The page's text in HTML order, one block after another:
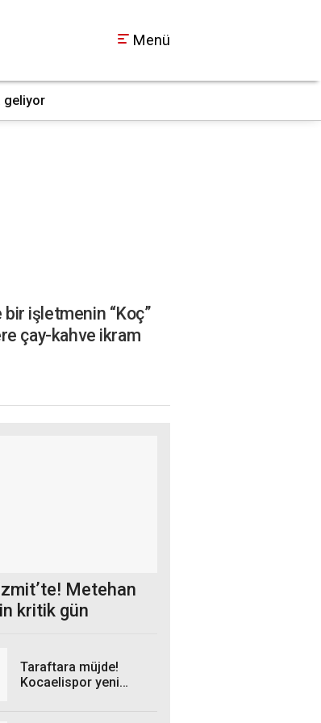
Menü
geliyor
işletmenin “Koç”
çay-kahve ikram
Metehan
kritik gün
Taraftara müjde!
Kocaelispor yeni